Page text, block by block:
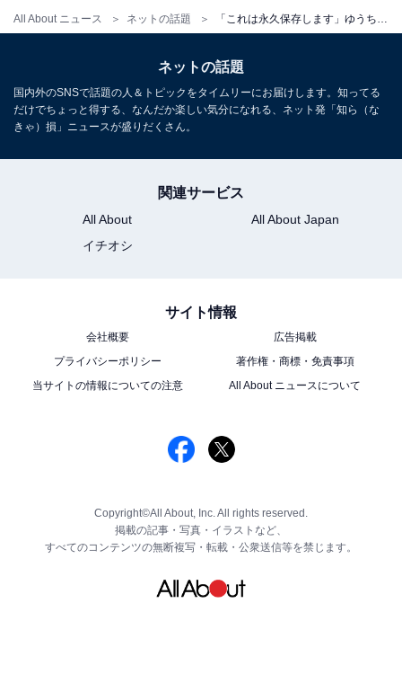
All About ニュース ネットの話題
ネットの話題
国内外のSNSで話題の人＆トピックをタイムリーにお届けします。知ってる
だけでちょっと得する、なんだか楽しい気分になれる、ネット発「知ら（な
きゃ）損」ニュースが盛りだくさん。
関連サービス
All About
All About Japan
イチオシ
サイト情報
会社概要
広告掲載
プライバシーポリシー
著作権・商標・免責事項
当サイトの情報についての注意
All About ニュースについて
Copyright©All About, Inc. All rights reserved.
掲載の記事・写真・イラストなど、
すべてのコンテンツの無断複写・転載・公衆送信等を禁じます。